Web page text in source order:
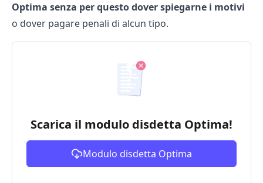
Optima senza per questo dover spiegarne i motivi
o dover pagare penali di alcun tipo.
Scarica il modulo disdetta Optima!
Modulo disdetta Optima